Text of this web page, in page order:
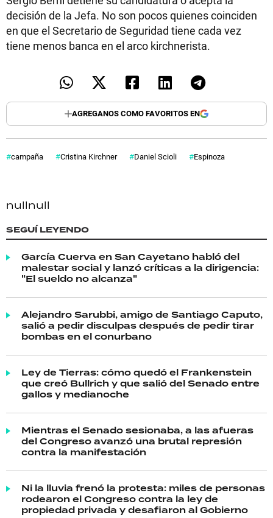
decisión de la Jefa. No son pocos quienes coinciden
en que el Secretario de Seguridad tiene cada vez
tiene menos banca en el arco kirchnerista.
AGREGANOS COMO FAVORITOS EN
campaña Cristina Kirchner Daniel Scioli Espinoza
nullnull
SEGUÍ LEYENDO
García Cuerva en San Cayetano habló del
malestar social y lanzó críticas a la dirigencia:
"El sueldo no alcanza"
Alejandro Sarubbi, amigo de Santiago Caputo,
salió a pedir disculpas después de pedir tirar
bombas en el conurbano
Ley de Tierras: cómo quedó el Frankenstein
que creó Bullrich y que salió del Senado entre
gallos y medianoche
Mientras el Senado sesionaba, a las afueras
del Congreso avanzó una brutal represión
contra la manifestación
Ni la lluvia frenó la protesta: miles de personas
rodearon el Congreso contra la ley de
propiedad privada y desafiaron al Gobierno